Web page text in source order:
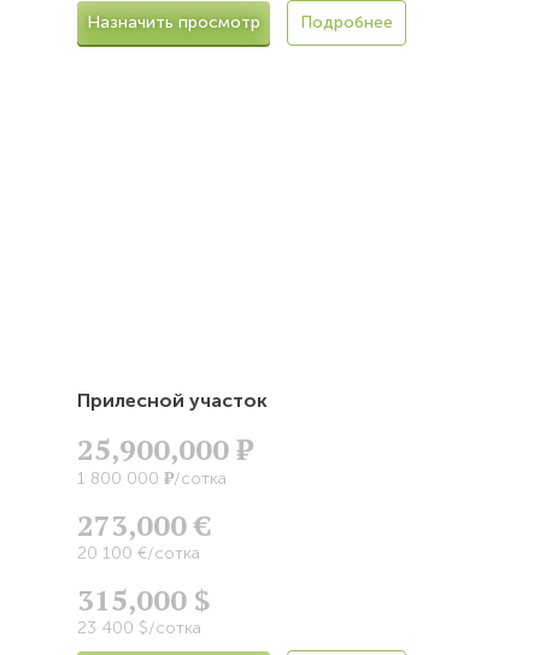
Назначить просмотр Подробнее
Прилесной участок
25,900,000Р
1 800 000 Р/сотка
273,000 €
20 100 €/сотка
315,000 $
23 400 $/сотка